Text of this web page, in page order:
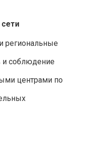
региональные
и соблюдение
центрами по